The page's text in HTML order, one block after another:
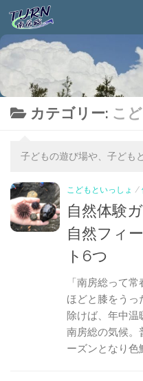
カテゴリー: こ
子どもの遊び場や、子ども
こどもといっしょ /
自然体験
自然フィ
ト6つ
「南房総って
ほどと膝をうっ
除けば、年中温
南房総の気候。
ーズンとなり色